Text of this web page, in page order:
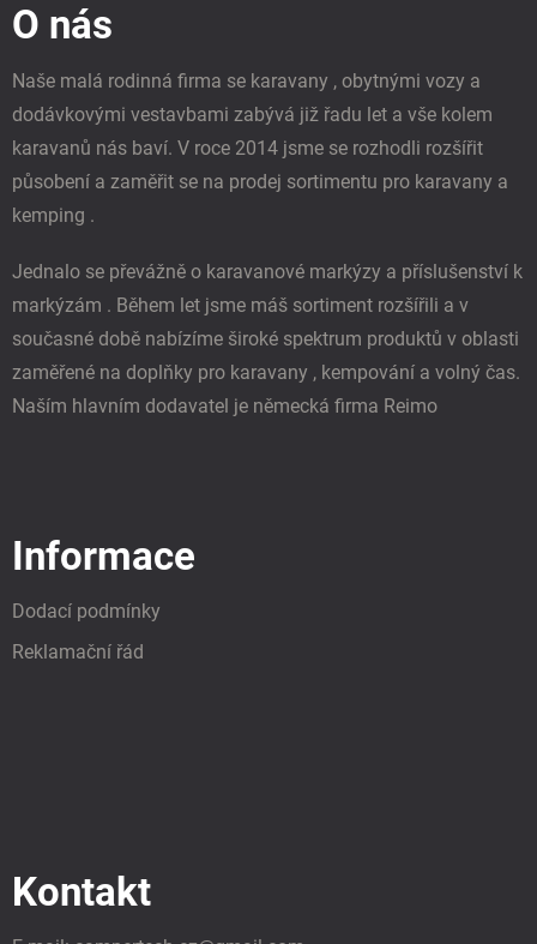
O nás
Naše malá rodinná firma se karavany , obytnými vozy a
dodávkovými vestavbami zabývá již řadu let a vše kolem
karavanů nás baví. V roce 2014 jsme se rozhodli rozšířit
působení a zaměřit se na prodej sortimentu pro karavany a
kemping .
Jednalo se převážně o karavanové markýzy a příslušenství k
markýzám . Během let jsme máš sortiment rozšířili a v
současné době nabízíme široké spektrum produktů v oblasti
zaměřené na doplňky pro karavany , kempování a volný čas.
Naším hlavním dodavatel je německá firma Reimo
Informace
Dodací podmínky
Reklamační řád
Kontakt